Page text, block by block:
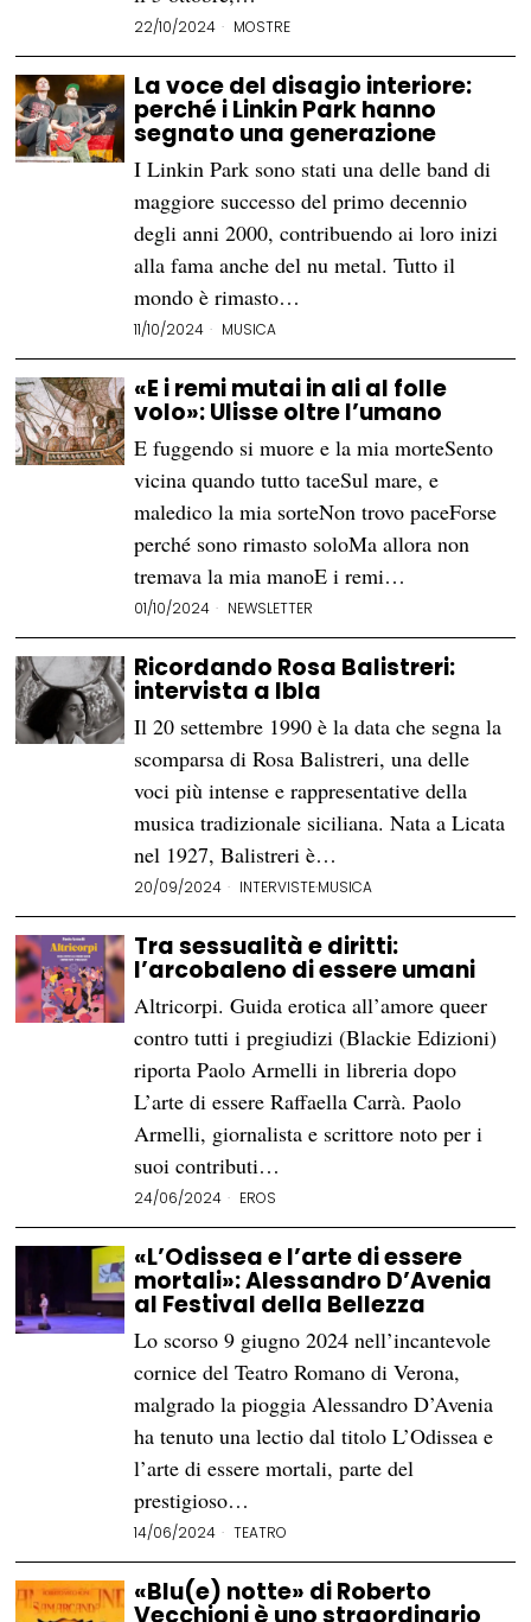
22/10/2024 MOSTRE
La voce del disagio interiore:
perché i Linkin Park hanno
segnato una generazione
I Linkin Park sono stati una delle band di
maggiore successo del primo decennio
degli anni 2000, contribuendo ai loro inizi
alla fama anche del nu metal. Tutto il
mondo è rimasto…
11/10/2024 MUSICA
«E i remi mutai in ali al folle
volo»: Ulisse oltre l’umano
E fuggendo si muore e la mia morteSento
vicina quando tutto taceSul mare, e
maledico la mia sorteNon trovo paceForse
perché sono rimasto soloMa allora non
tremava la mia manoE i remi…
01/10/2024 NEWSLETTER
Ricordando Rosa Balistreri:
intervista a Ibla
Il 20 settembre 1990 è la data che segna la
scomparsa di Rosa Balistreri, una delle
voci più intense e rappresentative della
musica tradizionale siciliana. Nata a Licata
nel 1927, Balistreri è…
20/09/2024 INTERVISTE·MUSICA
Tra sessualità e diritti:
l’arcobaleno di essere umani
Altricorpi. Guida erotica all’amore queer
contro tutti i pregiudizi (Blackie Edizioni)
riporta Paolo Armelli in libreria dopo
L’arte di essere Raffaella Carrà. Paolo
Armelli, giornalista e scrittore noto per i
suoi contributi…
24/06/2024 EROS
«L’Odissea e l’arte di essere
mortali»: Alessandro D’Avenia
al Festival della Bellezza
Lo scorso 9 giugno 2024 nell’incantevole
cornice del Teatro Romano di Verona,
malgrado la pioggia Alessandro D’Avenia
ha tenuto una lectio dal titolo L’Odissea e
l’arte di essere mortali, parte del
prestigioso…
14/06/2024 TEATRO
«Blu(e) notte» di Roberto
Vecchioni è uno straordinario